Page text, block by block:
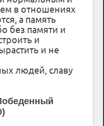
в отношениях
а память
без памяти и
и
и не
людей, славу